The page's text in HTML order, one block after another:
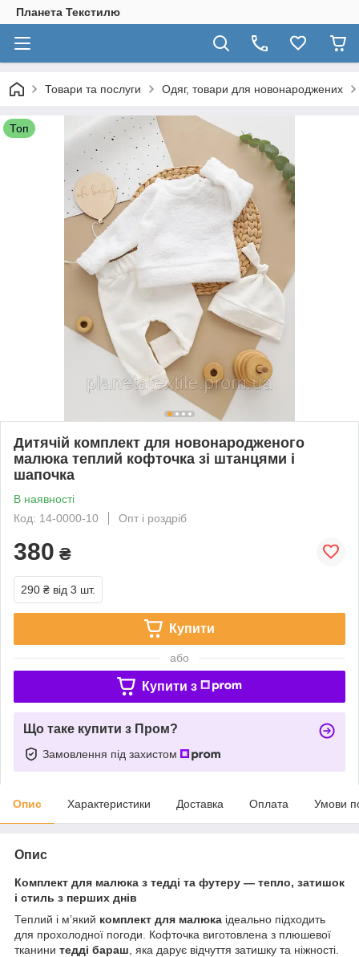
Планета Текстилю
Товари та послуги Одяг, товари для новонароджених
Топ
Дитячій комплект для новонародженого
малюка теплий кофточка зі штанцями і
шапочка
В наявності
Код: 14-0000-10
Опт і роздріб
380 ₴
290 ₴ від 3 шт.
Купити
або
Купити з
Що таке купити з Пром?
Замовлення під захистом
Опис Характеристики Доставка Оплата Умови
Опис
Комплект для малюка з тедді та футеру — тепло, затишок
і стиль з перших днів
Теплий і м’який комплект для малюка ідеально підходить
для прохолодної погоди. Кофточка виготовлена з плюшевої
тканини тедді бараш , яка дарує відчуття затишку та ніжності.